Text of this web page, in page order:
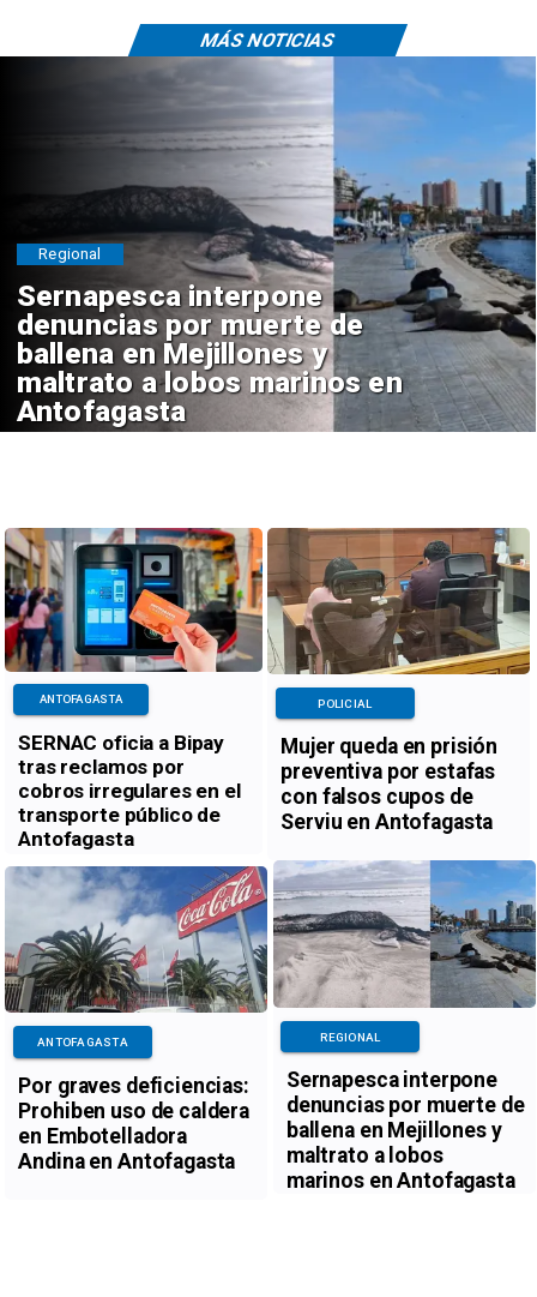
MÁS NOTICIAS
Sernapesca interpone
denuncias por muerte de
ballena en Mejillones y
maltrato a lobos marinos en
Antofagasta
Regional
SERNAC oficia a Bipay
tras reclamos por
cobros irregulares en el
transporte público de
Antofagasta
ANTOFAGASTA
Mujer queda en prisión
preventiva por estafas
con falsos cupos de
Serviu en Antofagasta
POLICIAL
Por graves deficiencias:
Prohiben uso de caldera
en Embotelladora
Andina en Antofagasta
ANTOFAGASTA
Sernapesca interpone
denuncias por muerte de
ballena en Mejillones y
maltrato a lobos
marinos en Antofagasta
REGIONAL